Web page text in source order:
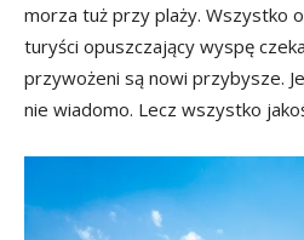
morza tuż przy plaży. Wszystko
turyści opuszczający wyspę
przywożeni są nowi przybysze.
nie wiadomo. Lecz wszystko